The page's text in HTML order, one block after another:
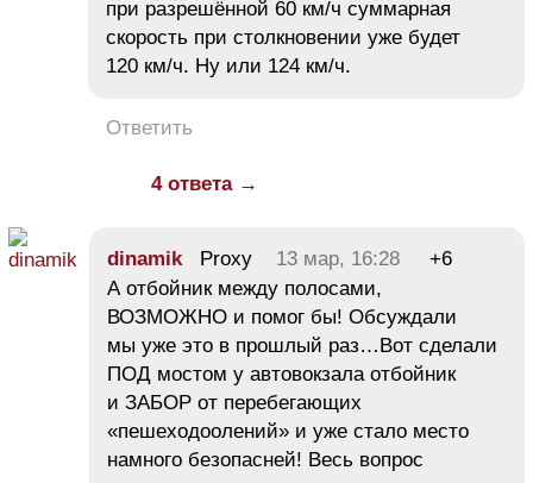
при разрешённой 60 км/ч суммарная
скорость при столкновении уже будет
120 км/ч. Ну или 124 км/ч.
Ответить
4 ответа →
dinamik Proxy 13 мар, 16:28
+6
А отбойник между полосами,
ВОЗМОЖНО и помог бы! Обсуждали
мы уже это в прошлый раз…Вот сделали
ПОД мостом у автовокзала отбойник
и ЗАБОР от перебегающих
«пешеходоолений» и уже стало место
намного безопасней! Весь вопрос